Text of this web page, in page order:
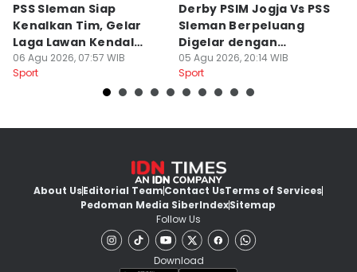
PSS Sleman Siap
Kenalkan Tim, Gelar
Laga Lawan Kendal
Tornado FC
06 Agu 2026, 07:57 WIB
Sport
Derby PSIM Jogja Vs PSS
Sleman Berpeluang
Digelar dengan
Penonton
05 Agu 2026, 20:14 WIB
Sport
About UsEditorial TeamContact UsTerms of Services
Pedoman Media SiberIndexSitemap
Follow Us
Download